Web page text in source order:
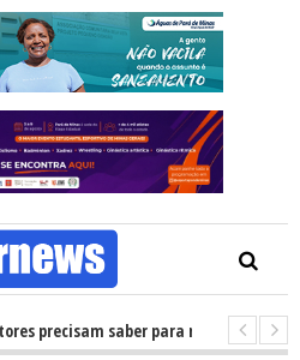
saber para não ter problemas